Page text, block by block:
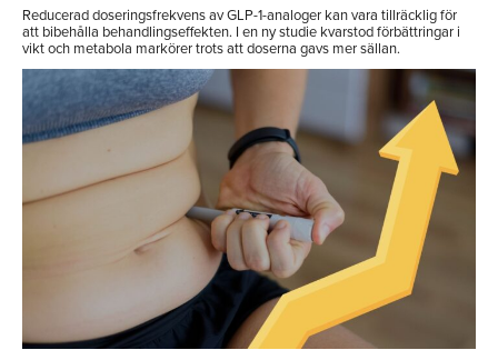
Reducerad doseringsfrekvens av GLP-1-analoger kan vara tillräcklig för
att bibehålla behandlingseffekten. I en ny studie kvarstod förbättringar i
vikt och metabola markörer trots att doserna gavs mer sällan.